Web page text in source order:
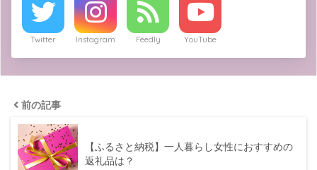
Twitter Instagram Feedly YouTube
前の記事
【ふるさと納税】一人暮らし女性におすすめの
返礼品は？